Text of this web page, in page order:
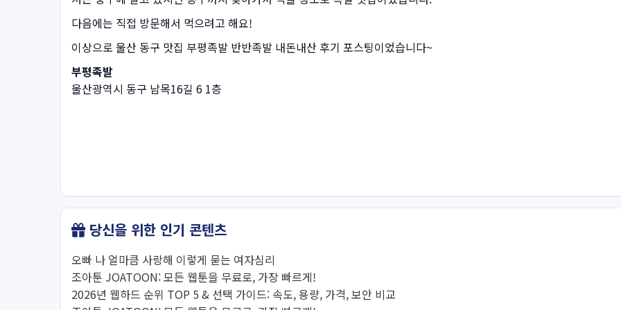
다음에는 직접 방문해서 먹으려고 해요!
이상으로 울산 동구 맛집 부평족발 반반족발 내돈내산 후기 포스팅이었습니다~
부평족발
울산광역시 동구 남목16길 6 1층
당신을 위한 인기 콘텐츠
오빠 나 얼마큼 사랑해 이렇게 묻는 여자심리
조아툰 JOATOON: 모든 웹툰을 무료로, 가장 빠르게!
2026년 웹하드 순위 TOP 5 & 선택 가이드: 속도, 용량, 가격, 보안 비교